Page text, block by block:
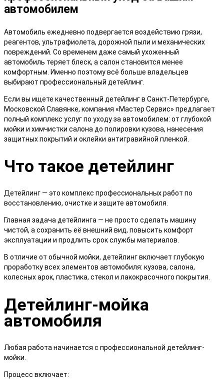
автомобилем
Автомобиль ежедневно подвергается воздействию грязи,
реагентов, ультрафиолета, дорожной пыли и механических
повреждений. Со временем даже самый ухоженный
автомобиль теряет блеск, а салон становится менее
комфортным. Именно поэтому всё больше владельцев
выбирают профессиональный детейлинг.
Если вы ищете качественный детейлинг в Санкт-Петербурге,
Московской Славянке, компания «Мастер Сервис» предлагает
полный комплекс услуг по уходу за автомобилем: от глубокой
мойки и химчистки салона до полировки кузова, нанесения
защитных покрытий и оклейки антигравийной пленкой.
Что такое детейлинг
Детейлинг — это комплекс профессиональных работ по
восстановлению, очистке и защите автомобиля.
Главная задача детейлинга — не просто сделать машину
чистой, а сохранить её внешний вид, повысить комфорт
эксплуатации и продлить срок службы материалов.
В отличие от обычной мойки, детейлинг включает глубокую
проработку всех элементов автомобиля: кузова, салона,
колесных арок, пластика, стекол и лакокрасочного покрытия.
Детейлинг-мойка
автомобиля
Любая работа начинается с профессиональной детейлинг-
мойки.
Процесс включает: